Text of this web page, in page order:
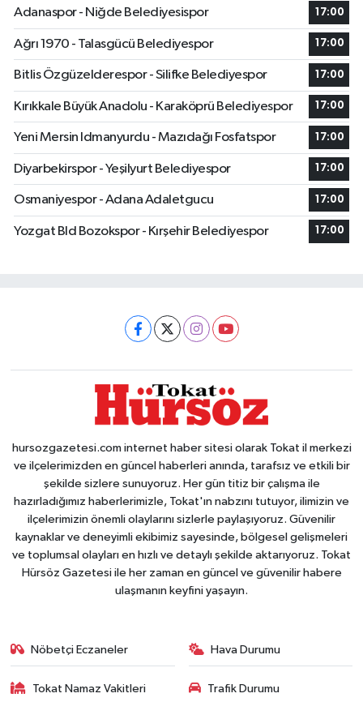
Adanaspor - Niğde Belediyesispor 17:00
Ağrı 1970 - Talasgücü Belediyespor 17:00
Bitlis Özgüzelderespor - Silifke Belediyespor 17:00
Kırıkkale Büyük Anadolu - Karaköprü Belediyespor 17:00
Yeni Mersin Idmanyurdu - Mazıdağı Fosfatspor 17:00
Diyarbekirspor - Yeşilyurt Belediyespor 17:00
Osmaniyespor - Adana Adaletgucu 17:00
Yozgat Bld Bozokspor - Kırşehir Belediyespor 17:00
hursozgazetesi.com internet haber sitesi olarak Tokat il merkezi
ve ilçelerimizden en güncel haberleri anında, tarafsız ve etkili bir
şekilde sizlere sunuyoruz. Her gün titiz bir çalışma ile
hazırladığımız haberlerimizle, Tokat'ın nabzını tutuyor, ilimizin ve
ilçelerimizin önemli olaylarını sizlerle paylaşıyoruz. Güvenilir
kaynaklar ve deneyimli ekibimiz sayesinde, bölgesel gelişmeleri
ve toplumsal olayları en hızlı ve detaylı şekilde aktarıyoruz. Tokat
Hürsöz Gazetesi ile her zaman en güncel ve güvenilir habere
ulaşmanın keyfini yaşayın.
Nöbetçi Eczaneler Hava Durumu
Tokat Namaz Vakitleri Trafik Durumu